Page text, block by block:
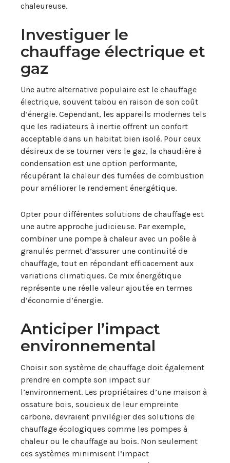
chaleureuse.
Investiguer le
chauffage électrique et
gaz
Une autre alternative populaire est le chauffage
électrique, souvent tabou en raison de son coût
d’énergie. Cependant, les appareils modernes tels
que les radiateurs à inertie offrent un confort
acceptable dans un habitat bien isolé. Pour ceux
désireux de se tourner vers le gaz, la chaudière à
condensation est une option performante,
récupérant la chaleur des fumées de combustion
pour améliorer le rendement énergétique.
Opter pour différentes solutions de chauffage est
une autre approche judicieuse. Par exemple,
combiner une pompe à chaleur avec un poêle à
granulés permet d’assurer une continuité de
chauffage, tout en répondant efficacement aux
variations climatiques. Ce mix énergétique
représente une réelle valeur ajoutée en termes
d’économie d’énergie.
Anticiper l’impact
environnemental
Choisir son système de chauffage doit également
prendre en compte son impact sur
l’environnement. Les propriétaires d’une maison à
ossature bois, soucieux de leur empreinte
carbone, devraient privilégier des solutions de
chauffage écologiques comme les pompes à
chaleur ou le chauffage au bois. Non seulement
ces systèmes minimisent l’impact